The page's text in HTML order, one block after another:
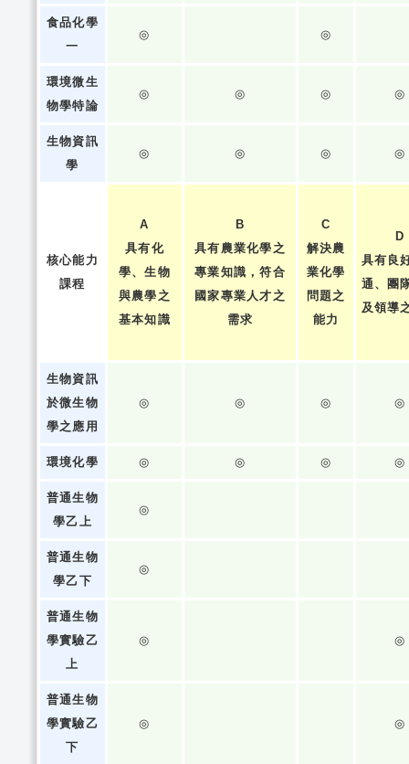
食品化學
一
◎ ◎
環境微生
物學特論
◎ ◎ ◎ ◎
生物資訊
學
◎ ◎ ◎ ◎
核心能力
課程
A
具有化
學、生物
與農學之
基本知識
B
具有農業化學之
專業知識，符合
國家專業人才之
需求
C
解決農
業化學
問題之
能力
D
具有良
通、團
及領導
生物資訊
於微生物
學之應用
◎ ◎ ◎ ◎
環境化學 ◎ ◎ ◎ ◎
普通生物
學乙上
◎
普通生物
學乙下
◎
普通生物
學實驗乙
上
◎ ◎
普通生物
學實驗乙
下
◎ ◎